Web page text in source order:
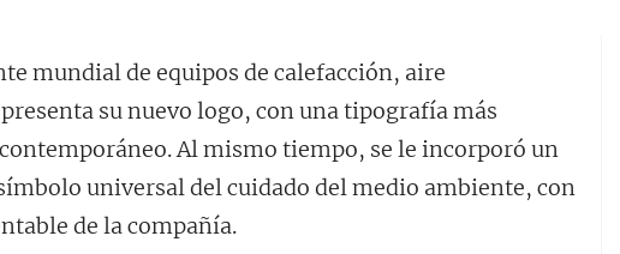
mundial de equipos de calefacción, aire
su nuevo logo, con una tipografía más
Al mismo tiempo, se le incorporó un
universal del cuidado del medio ambiente, con
de la compañía.